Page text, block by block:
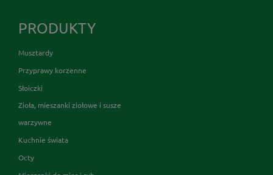
PRODUKTY
Musztardy
Przyprawy korzenne
Słoiczki
Zioła, mieszanki ziołowe i susze
warzywne
Kuchnie świata
Octy